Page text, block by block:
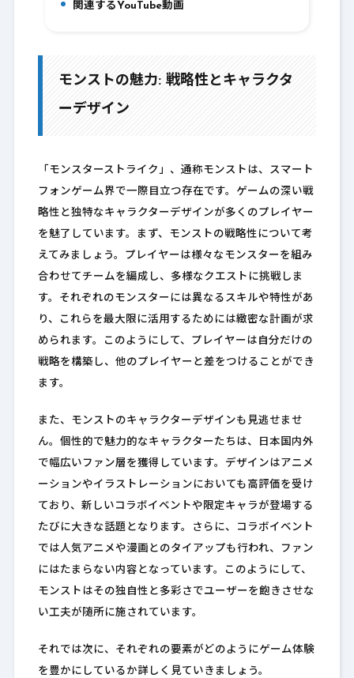
6.関連するYouTube動画
モンストの魅力: 戦略性とキャラクタ
ーデザイン
「モンスターストライク」、通称モンストは、スマート
フォンゲーム界で一際目立つ存在です。ゲームの深い戦
略性と独特なキャラクターデザインが多くのプレイヤー
を魅了しています。まず、モンストの戦略性について考
えてみましょう。プレイヤーは様々なモンスターを組み
合わせてチームを編成し、多様なクエストに挑戦しま
す。それぞれのモンスターには異なるスキルや特性があ
り、これらを最大限に活用するためには緻密な計画が求
められます。このようにして、プレイヤーは自分だけの
戦略を構築し、他のプレイヤーと差をつけることができ
ます。
また、モンストのキャラクターデザインも見逃せませ
ん。個性的で魅力的なキャラクターたちは、日本国内外
で幅広いファン層を獲得しています。デザインはアニメ
ーションやイラストレーションにおいても高評価を受け
ており、新しいコラボイベントや限定キャラが登場する
たびに大きな話題となります。さらに、コラボイベント
では人気アニメや漫画とのタイアップも行われ、ファン
にはたまらない内容となっています。このようにして、
モンストはその独自性と多彩さでユーザーを飽きさせな
い工夫が随所に施されています。
それでは次に、それぞれの要素がどのようにゲーム体験
を豊かにしているか詳しく見ていきましょう。